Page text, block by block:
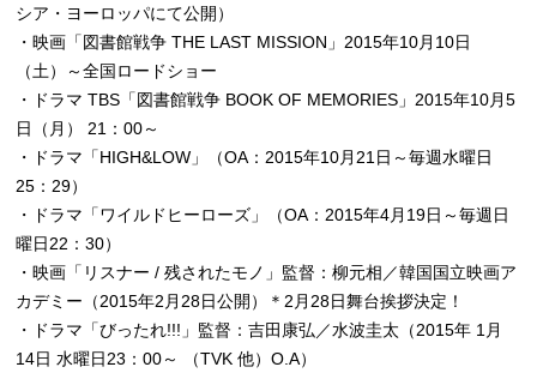
シア・ヨーロッパにて公開）
・映画「図書館戦争 THE LAST MISSION」2015年10月10日
（土）～全国ロードショー
・ドラマ TBS「図書館戦争 BOOK OF MEMORIES」2015年10月5
日（月） 21：00～
・ドラマ「HIGH&LOW」（OA：2015年10月21日～毎週水曜日
25：29）
・ドラマ「ワイルドヒーローズ」（OA：2015年4月19日～毎週日
曜日22：30）
・映画「リスナー / 残されたモノ」監督：柳元相／韓国国立映画ア
カデミー（2015年2月28日公開）＊2月28日舞台挨拶決定！
・ドラマ「びったれ!!!」監督：吉田康弘／水波圭太（2015年 1月
14日 水曜日23：00～ （TVK 他）O.A）